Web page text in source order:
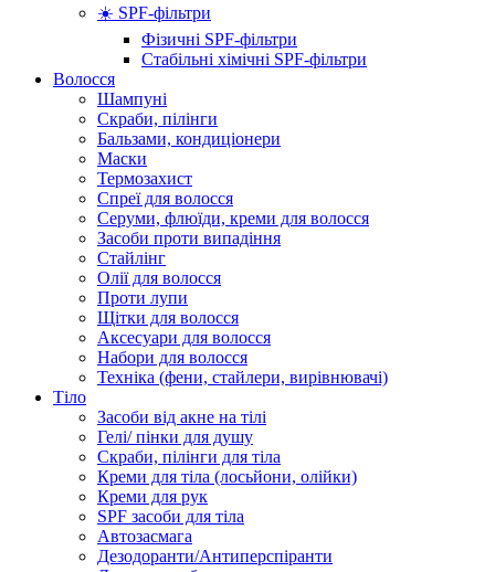
☀️ SPF-фільтри
Фізичні SPF-фільтри
Стабільні хімічні SPF-фільтри
Волосся
Шампуні
Скраби, пілінги
Бальзами, кондиціонери
Маски
Термозахист
Спреї для волосся
Серуми, флюїди, креми для волосся
Засоби проти випадіння
Стайлінг
Олії для волосся
Проти лупи
Щітки для волосся
Аксесуари для волосся
Набори для волосся
Техніка (фени, стайлери, вирівнювачі)
Тіло
Засоби від акне на тілі
Гелі/ пінки для душу
Скраби, пілінги для тіла
Креми для тіла (лосьйони, олійки)
Креми для рук
SPF засоби для тіла
Автозасмага
Дезодоранти/Антиперспіранти